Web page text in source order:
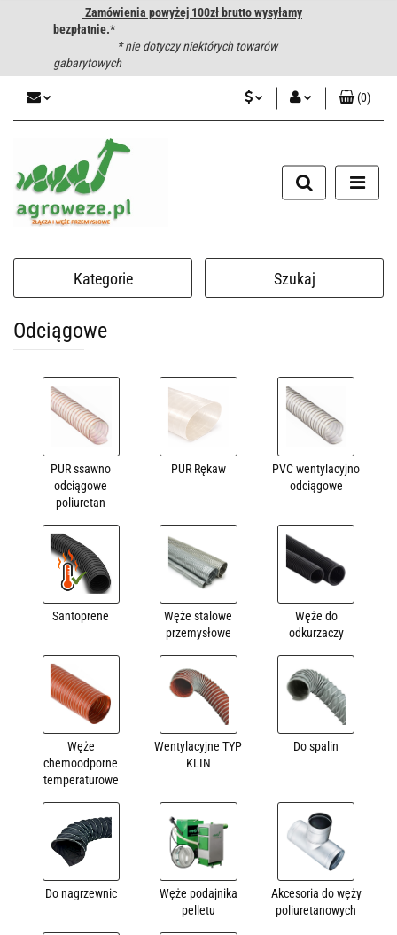
Zamówienia powyżej 100zł brutto wysyłamy
bezpłatnie.*
* nie dotyczy niektórych towarów
gabarytowych
Zarejestruj się
Dodaj zgłoszenie
(0)
Kategorie Szukaj
Odciągowe
PUR ssawno
odciągowe
poliuretan
PUR Rękaw
PVC wentylacyjno
odciągowe
Santoprene
Węże stalowe
przemysłowe
Węże do
odkurzaczy
Węże
chemoodporne
temperaturowe
Wentylacyjne TYP
KLIN
Do spalin
Do nagrzewnic
Węże podajnika
pelletu
Akcesoria do węży
poliuretanowych